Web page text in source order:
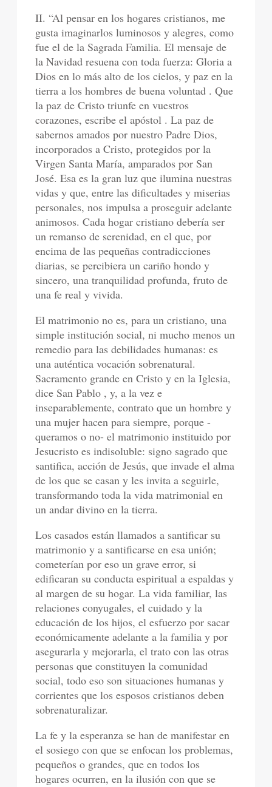
II. “Al pensar en los hogares cristianos, me
gusta imaginarlos luminosos y alegres, como
fue el de la Sagrada Familia. El mensaje de
la Navidad resuena con toda fuerza: Gloria a
Dios en lo más alto de los cielos, y paz en la
tierra a los hombres de buena voluntad . Que
la paz de Cristo triunfe en vuestros
corazones, escribe el apóstol . La paz de
sabernos amados por nuestro Padre Dios,
incorporados a Cristo, protegidos por la
Virgen Santa María, amparados por San
José. Esa es la gran luz que ilumina nuestras
vidas y que, entre las dificultades y miserias
personales, nos impulsa a proseguir adelante
animosos. Cada hogar cristiano debería ser
un remanso de serenidad, en el que, por
encima de las pequeñas contradicciones
diarias, se percibiera un cariño hondo y
sincero, una tranquilidad profunda, fruto de
una fe real y vivida.
El matrimonio no es, para un cristiano, una
simple institución social, ni mucho menos un
remedio para las debilidades humanas: es
una auténtica vocación sobrenatural.
Sacramento grande en Cristo y en la Iglesia,
dice San Pablo , y, a la vez e
inseparablemente, contrato que un hombre y
una mujer hacen para siempre, porque -
queramos o no- el matrimonio instituido por
Jesucristo es indisoluble: signo sagrado que
santifica, acción de Jesús, que invade el alma
de los que se casan y les invita a seguirle,
transformando toda la vida matrimonial en
un andar divino en la tierra.
Los casados están llamados a santificar su
matrimonio y a santificarse en esa unión;
cometerían por eso un grave error, si
edificaran su conducta espiritual a espaldas y
al margen de su hogar. La vida familiar, las
relaciones conyugales, el cuidado y la
educación de los hijos, el esfuerzo por sacar
económicamente adelante a la familia y por
asegurarla y mejorarla, el trato con las otras
personas que constituyen la comunidad
social, todo eso son situaciones humanas y
corrientes que los esposos cristianos deben
sobrenaturalizar.
La fe y la esperanza se han de manifestar en
el sosiego con que se enfocan los problemas,
pequeños o grandes, que en todos los
hogares ocurren, en la ilusión con que se